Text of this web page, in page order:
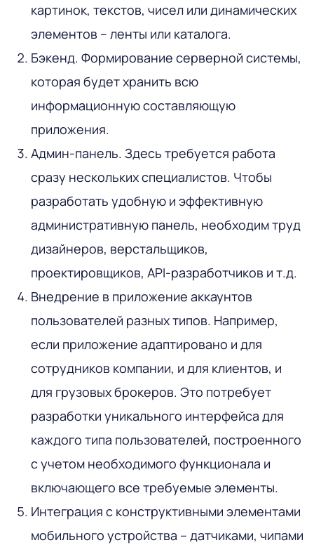
картинок, текстов, чисел или динамических
элементов – ленты или каталога.
Бэкенд. Формирование серверной системы,
которая будет хранить всю
информационную составляющую
приложения.
Админ-панель. Здесь требуется работа
сразу нескольких специалистов. Чтобы
разработать удобную и эффективную
административную панель, необходим труд
дизайнеров, верстальщиков,
проектировщиков, API-разработчиков и т.д.
Внедрение в приложение аккаунтов
пользователей разных типов. Например,
если приложение адаптировано и для
сотрудников компании, и для клиентов, и
для грузовых брокеров. Это потребует
разработки уникального интерфейса для
каждого типа пользователей, построенного
с учетом необходимого функционала и
включающего все требуемые элементы.
Интеграция с конструктивными элементами
мобильного устройства – датчиками, чипами